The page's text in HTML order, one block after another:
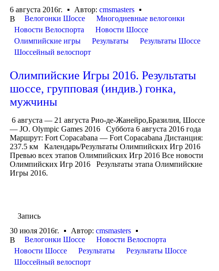
6 августа 2016г.
Автор: cmsmasters
В
Велогонки Шоссе
Многодневные велогонки
Новости Велоспорта
Новости Шоссе
Олимпийские игры
Результаты
Результаты Шоссе
Шоссейный велоспорт
Олимпийские Игры 2016. Результаты
шоссе, групповая (индив.) гонка,
мужчины
6 августа — 21 августа Рио-де-Жанейро,Бразилия, Шоссе
— JO. Olympic Games 2016 Суббота 6 августа 2016 года
Маршрут: Fort Copacabana — Fort Copacabana Дистанция:
237.5 км Календарь/Результаты Олимпийских Игр 2016
Превью всех этапов Олимпийских Игр 2016 Все новости
Олимпийских Игр 2016 Результаты этапа Олимпийские
Игры 2016.
Запись
30 июля 2016г.
Автор: cmsmasters
В
Велогонки Шоссе
Новости Велоспорта
Новости Шоссе
Результаты
Результаты Шоссе
Шоссейный велоспорт